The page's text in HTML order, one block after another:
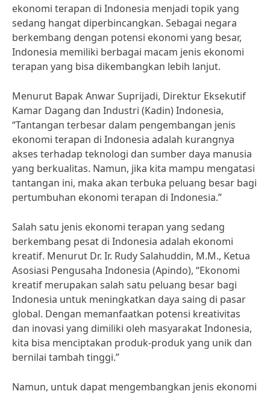
ekonomi terapan di Indonesia menjadi topik yang
sedang hangat diperbincangkan. Sebagai negara
berkembang dengan potensi ekonomi yang besar,
Indonesia memiliki berbagai macam jenis ekonomi
terapan yang bisa dikembangkan lebih lanjut.
Menurut Bapak Anwar Suprijadi, Direktur Eksekutif
Kamar Dagang dan Industri (Kadin) Indonesia,
“Tantangan terbesar dalam pengembangan jenis
ekonomi terapan di Indonesia adalah kurangnya
akses terhadap teknologi dan sumber daya manusia
yang berkualitas. Namun, jika kita mampu mengatasi
tantangan ini, maka akan terbuka peluang besar bagi
pertumbuhan ekonomi terapan di Indonesia.”
Salah satu jenis ekonomi terapan yang sedang
berkembang pesat di Indonesia adalah ekonomi
kreatif. Menurut Dr. Ir. Rudy Salahuddin, M.M., Ketua
Asosiasi Pengusaha Indonesia (Apindo), “Ekonomi
kreatif merupakan salah satu peluang besar bagi
Indonesia untuk meningkatkan daya saing di pasar
global. Dengan memanfaatkan potensi kreativitas
dan inovasi yang dimiliki oleh masyarakat Indonesia,
kita bisa menciptakan produk-produk yang unik dan
bernilai tambah tinggi.”
Namun, untuk dapat mengembangkan jenis ekonomi